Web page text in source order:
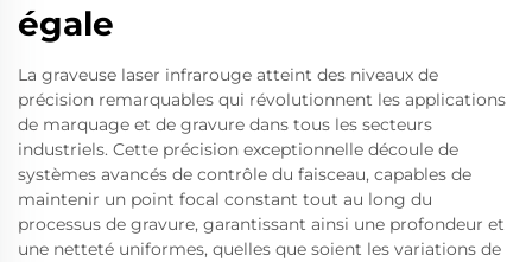
égale
La graveuse laser infrarouge atteint des niveaux de
précision remarquables qui révolutionnent les applications
de marquage et de gravure dans tous les secteurs
industriels. Cette précision exceptionnelle découle de
systèmes avancés de contrôle du faisceau, capables de
maintenir un point focal constant tout au long du
processus de gravure, garantissant ainsi une profondeur et
une netteté uniformes, quelles que soient les variations de